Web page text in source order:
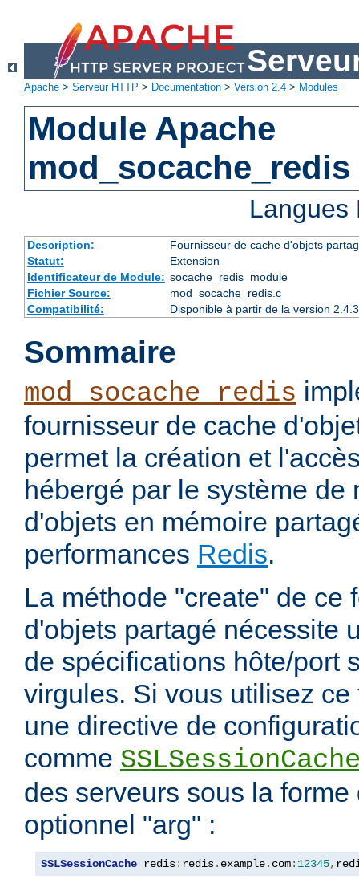
Apache > Serveur HTTP > Documentation > Version 2.4 > Modules
Module Apache
mod_socache_redis
Description:
Fournisseur de cache d'objets
Statut:
Extension
Identificateur de Module: socache_redis_module
Fichier Source:
mod_socache_redis.c
Compatibilité:
Disponible à partir de la version
Sommaire
mod_socache_redis
fournisseur de cache
permet la création et
hébergé par le système de
d'objets en mémoire
performances Redis.
La méthode "create" de ce
d'objets partagé nécessite
de spécifications hôte/port
virgules. Si vous utilisez
une directive de
comme
des serveurs sous la forme
optionnel "arg" :
SSLSessionCache redis: redis. example. com: 12345,